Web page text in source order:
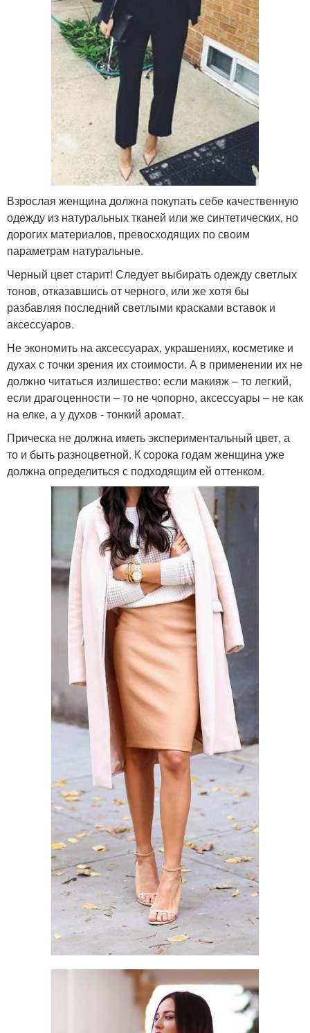
Взрослая женщина должна покупать себе качественную
одежду из натуральных тканей или же синтетических, но
дорогих материалов, превосходящих по своим
параметрам натуральные.
Черный цвет старит! Следует выбирать одежду светлых
тонов, отказавшись от черного, или же хотя бы
разбавляя последний светлыми красками вставок и
аксессуаров.
Не экономить на аксессуарах, украшениях, косметике и
духах с точки зрения их стоимости. А в применении их не
должно читаться излишество: если макияж – то легкий,
если драгоценности – то не чопорно, аксессуары – не как
на елке, а у духов - тонкий аромат.
Прическа не должна иметь экспериментальный цвет, а
то и быть разноцветной. К сорока годам женщина уже
должна определиться с подходящим ей оттенком.